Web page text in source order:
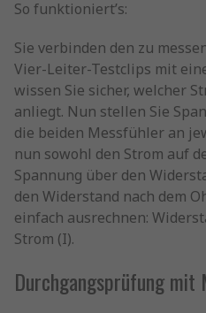
So funktioniert’s:
Sie verbinden den zu
Vier-Leiter-Testclips mit
wissen Sie sicher, welcher
anliegt. Nun stellen Sie
die beiden Messfühler an
nun sowohl den Strom auf
Spannung über den
den Widerstand nach dem
einfach ausrechnen:
Strom (I).
Durchgangsprüfung